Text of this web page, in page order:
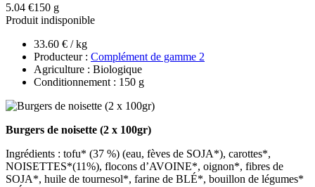
5.04 €150 g
Produit indisponible
33.60 € / kg
Producteur : Complément de gamme 2
Agriculture : Biologique
Conditionnement : 150 g
Burgers de noisette (2 x 100gr)
Ingrédients : tofu* (37 %) (eau, fèves de SOJA*), carottes*,
NOISETTES*(11%), flocons d’AVOINE*, oignon*, fibres de
SOJA*, huile de tournesol*, farine de BLÉ*, bouillon de légumes*